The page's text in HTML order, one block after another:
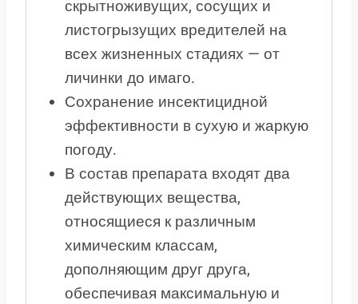
скрытноживущих, сосущих и
листогрызущих вредителей на
всех жизненных стадиях — от
личинки до имаго.
Сохранение инсектицидной
эффективности в сухую и жаркую
погоду.
В состав препарата входят два
действующих вещества,
относящиеся к различным
химическим классам,
дополняющим друг друга,
обеспечивая максимальную и